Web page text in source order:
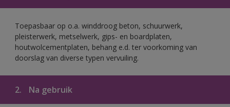
Toepasbaar op o.a. winddroog beton, schuurwerk,
pleisterwerk, metselwerk, gips- en boardplaten,
houtwolcementplaten, behang e.d. ter voorkoming van
doorslag van diverse typen vervuiling.
2. Na gebruik